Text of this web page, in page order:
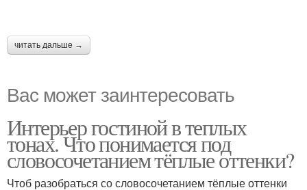
читать дальше →
Вас может заинтересовать
Интерьер гостиной в теплых
тонах. Что понимается под
словосочетанием тёплые оттенки?
Чтоб разобраться со словосочетанием тёплые оттенки